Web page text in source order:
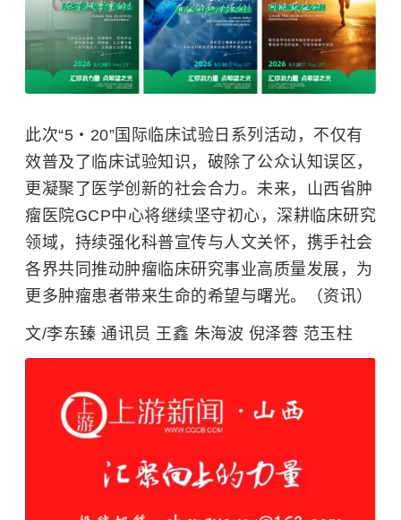
此次“5・20”国际临床试验日系列活动，不仅有
效普及了临床试验知识，破除了公众认知误区，
更凝聚了医学创新的社会合力。未来，山西省肿
瘤医院GCP中心将继续坚守初心，深耕临床研究
领域，持续强化科普宣传与人文关怀，携手社会
各界共同推动肿瘤临床研究事业高质量发展，为
更多肿瘤患者带来生命的希望与曙光。（资讯）
文/李东臻 通讯员 王鑫 朱海波 倪泽蓉 范玉柱